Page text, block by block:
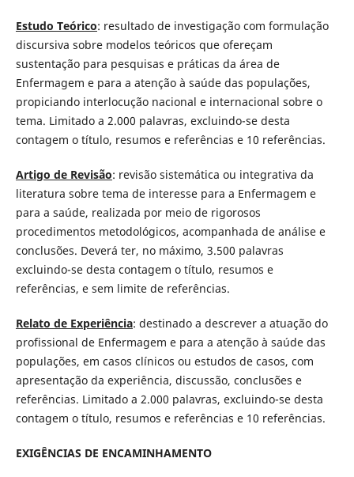
Estudo Teórico: resultado de investigação com formulação
discursiva sobre modelos teóricos que ofereçam
sustentação para pesquisas e práticas da área de
Enfermagem e para a atenção à saúde das populações,
propiciando interlocução nacional e internacional sobre o
tema. Limitado a 2.000 palavras, excluindo-se desta
contagem o título, resumos e referências e 10 referências.
Artigo de Revisão: revisão sistemática ou integrativa da
literatura sobre tema de interesse para a Enfermagem e
para a saúde, realizada por meio de rigorosos
procedimentos metodológicos, acompanhada de análise e
conclusões. Deverá ter, no máximo, 3.500 palavras
excluindo-se desta contagem o título, resumos e
referências, e sem limite de referências.
Relato de Experiência: destinado a descrever a atuação do
profissional de Enfermagem e para a atenção à saúde das
populações, em casos clínicos ou estudos de casos, com
apresentação da experiência, discussão, conclusões e
referências. Limitado a 2.000 palavras, excluindo-se desta
contagem o título, resumos e referências e 10 referências.
EXIGÊNCIAS DE ENCAMINHAMENTO